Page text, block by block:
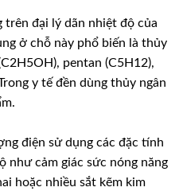
trên đại lý dãn nhiệt độ của
ở chỗ này phổ biến là thủy
pentan (C5H12),
y tế đền dùng thủy ngân
điện sử dụng các đặc tính
như cảm giác sức nóng năng
hoặc nhiều sắt kẽm kim